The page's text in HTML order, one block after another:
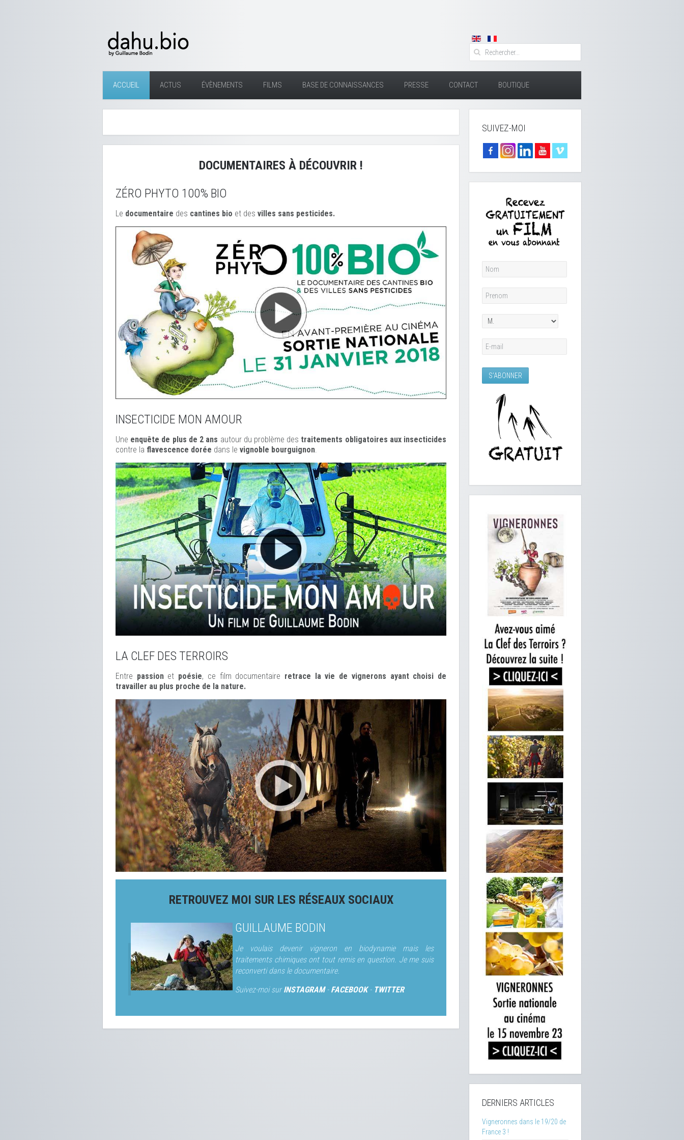
ACCUEIL ACTUS ÉVÈNEMENTS FILMS BASE DE CONNAISSANCES PRESSE CONTACT BOUTIQUE
DOCUMENTAIRES À DÉCOUVRIR !
ZÉRO PHYTO 100% BIO
Le documentaire des cantines bio et des villes sans pesticides.
INSECTICIDE MON AMOUR
Une enquête de plus de 2 ans autour du problème des traitements obligatoires aux insecticides
contre la flavescence dorée dans le vignoble bourguignon.
LA CLEF DES TERROIRS
Entre passionet poésie, ce film documentaire retrace la vie de vignerons ayant choisi de
travailler au plus proche de la nature.
RETROUVEZ MOI SUR LES RÉSEAUX SOCIAUX
GUILLAUME BODIN
Je voulais devenir vigneron en biodynamie mais les
traitements chimiques ont tout remis en question. Je me suis
reconverti dans le documentaire.
Suivez-moi surINSTAGRAM- FACEBOOK- TWITTER
SUIVEZ-MOI
DERNIERS ARTICLES
Vigneronnes dans le 19/20 de
France 3 !